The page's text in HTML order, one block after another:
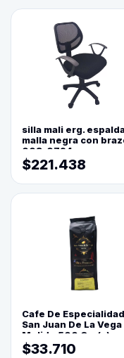
silla mali erg.
malla negra con
003-0794
$221.438
Cafe De Especialidad
San Juan De La Vega
Molido 500 Grs(=)
$33.710